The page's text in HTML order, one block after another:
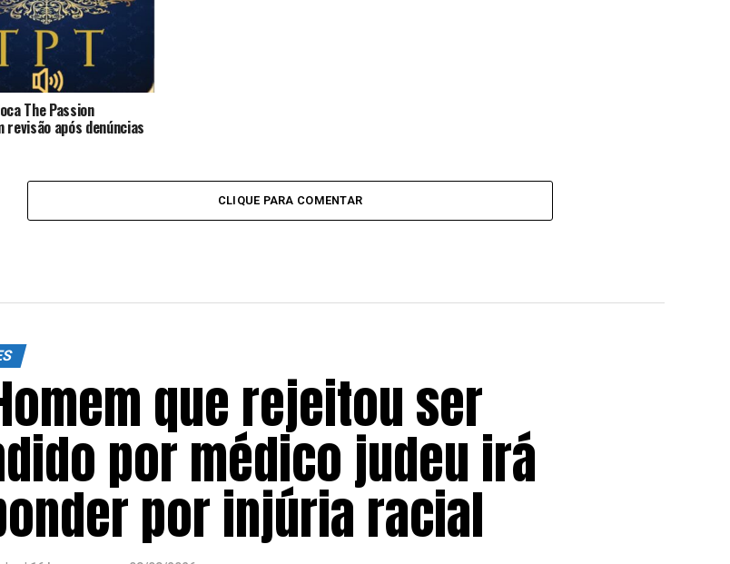
The Passion
revisão após denúncias
CLIQUE PARA COMENTAR
que rejeitou ser
por médico judeu irá
por injúria racial